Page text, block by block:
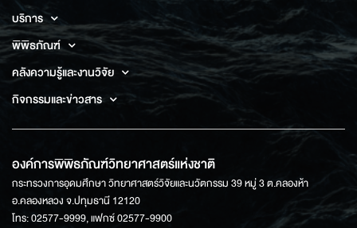
บริการ
พิพิธภัณฑ์
คลังความรู้และงานวิจัย
กิจกรรมและข่าวสาร
องค์การพิพิธภัณฑ์วิทยาศาสตร์แห่งชาติ
กระทรวงการอุดมศึกษา วิทยาศาสตร์วิจัยและนวัตกรรม 39 หมู่ 3 ต.คลองห้า
อ.คลองหลวง จ.ปทุมธานี 12120
โทร: 02577-9999, แฟกซ์ 02577-9900